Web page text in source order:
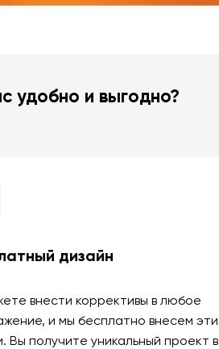
удобно и выгодно?
дизайн
внести коррективы в любое
и мы бесплатно внесем эти
Вы получите уникальный проект в